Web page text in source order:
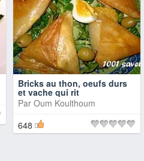
Bricks au thon, oeufs durs
et vache qui rit
Par Oum Koulthoum
648